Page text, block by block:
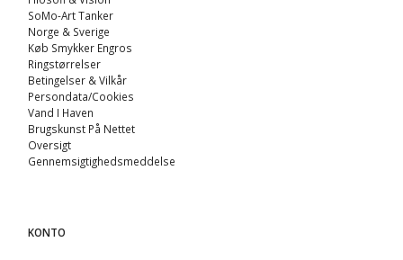
SoMo-Art Tanker
Norge & Sverige
Køb Smykker Engros
Ringstørrelser
Betingelser & Vilkår
Persondata/Cookies
Vand I Haven
Brugskunst På Nettet
Oversigt
Gennemsigtighedsmeddelse
KONTO